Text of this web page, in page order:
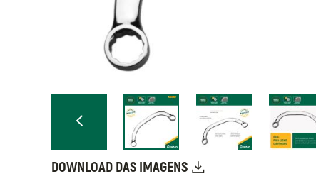
DOWNLOAD DAS IMAGENS